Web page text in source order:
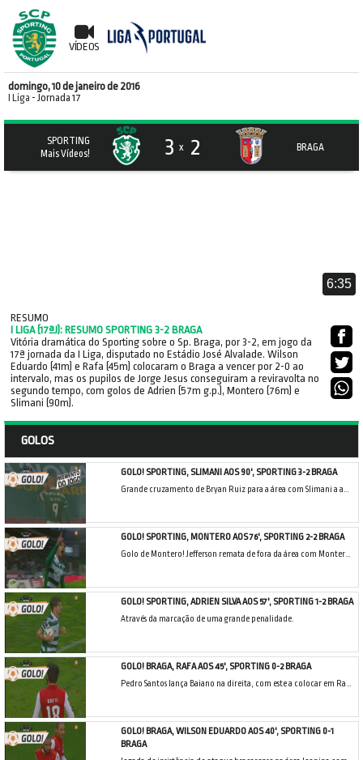
VÍDEOS
domingo, 10 de janeiro de 2016
I Liga - Jornada 17
SPORTING
Mais Vídeos!
3 x 2 BRAGA
6:35
RESUMO
I LIGA (17ªJ): RESUMO SPORTING 3-2 BRAGA
Vitória dramática do Sporting sobre o Sp. Braga, por 3-2, em jogo da
17ª jornada da I Liga, disputado no Estádio José Alvalade. Wilson
Eduardo (41m) e Rafa (45m) colocaram o Braga a vencer por 2-0 ao
intervalo, mas os pupilos de Jorge Jesus conseguiram a reviravolta no
segundo tempo, com golos de Adrien (57m g.p.), Montero (76m) e
Slimani (90m).
GOLOS
GOLO! SPORTING, SLIMANI AOS 90', SPORTING 3-2 BRAGA
Grande cruzamento de Bryan Ruiz para a área com Slimani a aparecer ao segundo poste e a cabecear para o fundo das redes.
GOLO! SPORTING, MONTERO AOS 76', SPORTING 2-2 BRAGA
Golo de Montero! Jefferson remata de fora da área com Montero a dominar a bola e a rematar de pé esquerdo para o golo do empate.
GOLO! SPORTING, ADRIEN SILVA AOS 57', SPORTING 1-2 BRAGA
Através da marcação de uma grande penalidade.
GOLO! BRAGA, RAFA AOS 45', SPORTING 0-2 BRAGA
Pedro Santos lança Baiano na direita, com este a colocar em Rafa que entra na área e, apenas com Rui Patrício pela frente, remata colocado e faz o golo.
GOLO! BRAGA, WILSON EDUARDO AOS 40', SPORTING 0-1
BRAGA